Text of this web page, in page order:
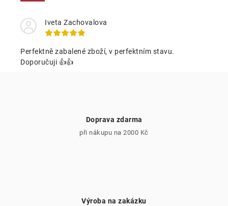
Iveta Zachovalova
Perfektně zabalené zboží, v perfektním stavu.
Doporučuji 👍👍
Doprava zdarma
při nákupu na 2000 Kč
Výroba na zakázku